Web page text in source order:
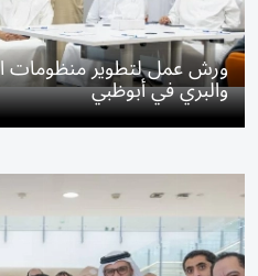
ورش عمل لتطوير منظومات
والبري في أبوظبي